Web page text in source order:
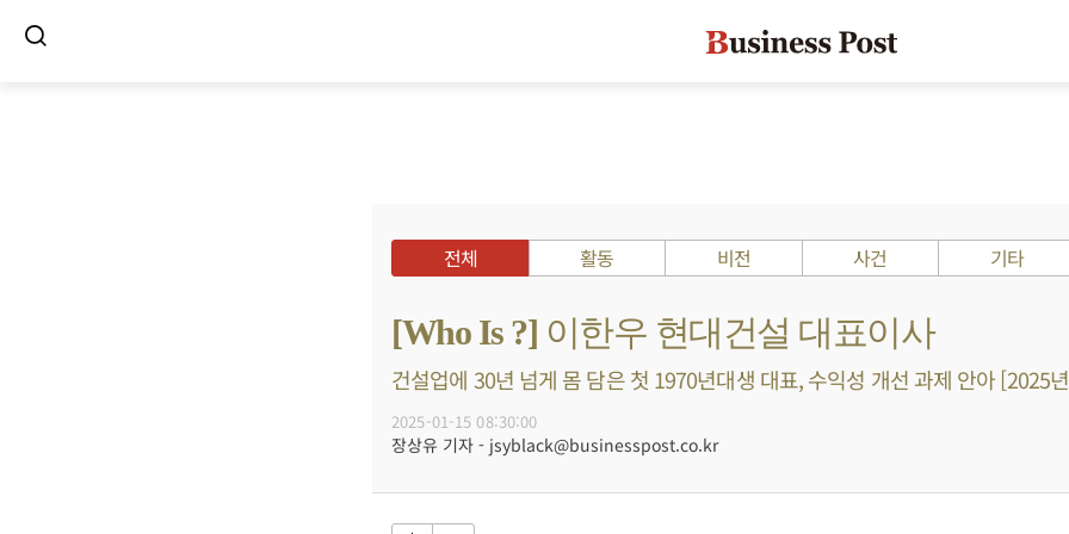
전체 활동 비전 사건 기타
[Who Is ?] 이한우 현대건설 대표이사
건설업에 30년 넘게 몸 담은 첫 1970년대생 대표, 수익성 개선 과제 안아 [2025
2025-01-15 08:30:00
장상유 기자 - jsyblack@businesspost.co.kr